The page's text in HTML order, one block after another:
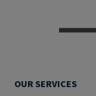
OUR SERVICES